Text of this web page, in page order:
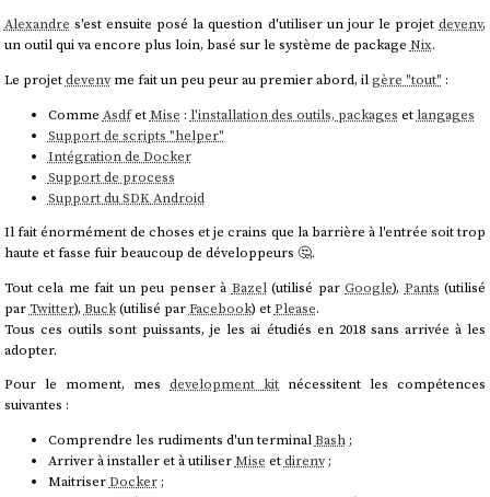
Alexandre s'est ensuite posé la question d'utiliser un jour le projetdevenv,
un outil qui va encore plus loin, basé sur le système de package Nix.
Le projetdevenvme fait un peu peur au premier abord, il gère "tout" :
Comme AsdfetMise : l'installation des outils, packages et langages
Support de scripts "helper"
Intégration de Docker
Support de process
Support du SDK Android
Il fait énormément de choses et je crains que la barrière à l'entrée soit trop
haute et fasse fuir beaucoup de développeurs 🤔.
Tout cela me fait un peu penser à Bazel(utilisé parGoogle), Pants (utilisé
parTwitter), Buck(utilisé parFacebook) etPlease.
Tous ces outils sont puissants, je les ai étudiés en 2018 sans arrivée à les
adopter.
Pour le moment, mes development kit nécessitent les compétences
suivantes :
Comprendre les rudiments d'un terminalBash;
Arriver à installer et à utiliserMise etdirenv;
MaitriserDocker;